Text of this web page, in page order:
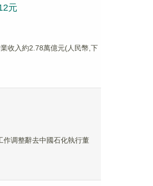
元
收入約2.78萬億元(人民幣,下
作调整辭去中國石化執行董